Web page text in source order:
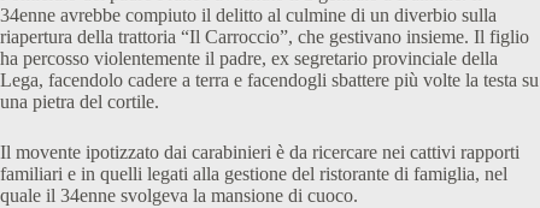
34enne avrebbe compiuto il delitto al culmine di un diverbio sulla
riapertura della trattoria “Il Carroccio”, che gestivano insieme. Il figlio
ha percosso violentemente il padre, ex segretario provinciale della
Lega, facendolo cadere a terra e facendogli sbattere più volte la testa su
una pietra del cortile.
Il movente ipotizzato dai carabinieri è da ricercare nei cattivi rapporti
familiari e in quelli legati alla gestione del ristorante di famiglia, nel
quale il 34enne svolgeva la mansione di cuoco.